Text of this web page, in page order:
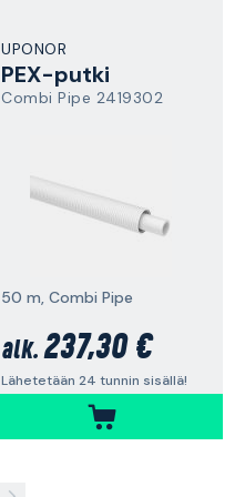
UPONOR
PEX-putki
Combi Pipe 2419302
50 m, Combi Pipe
alk. 237,30 €
Lähetetään 24 tunnin sisällä!